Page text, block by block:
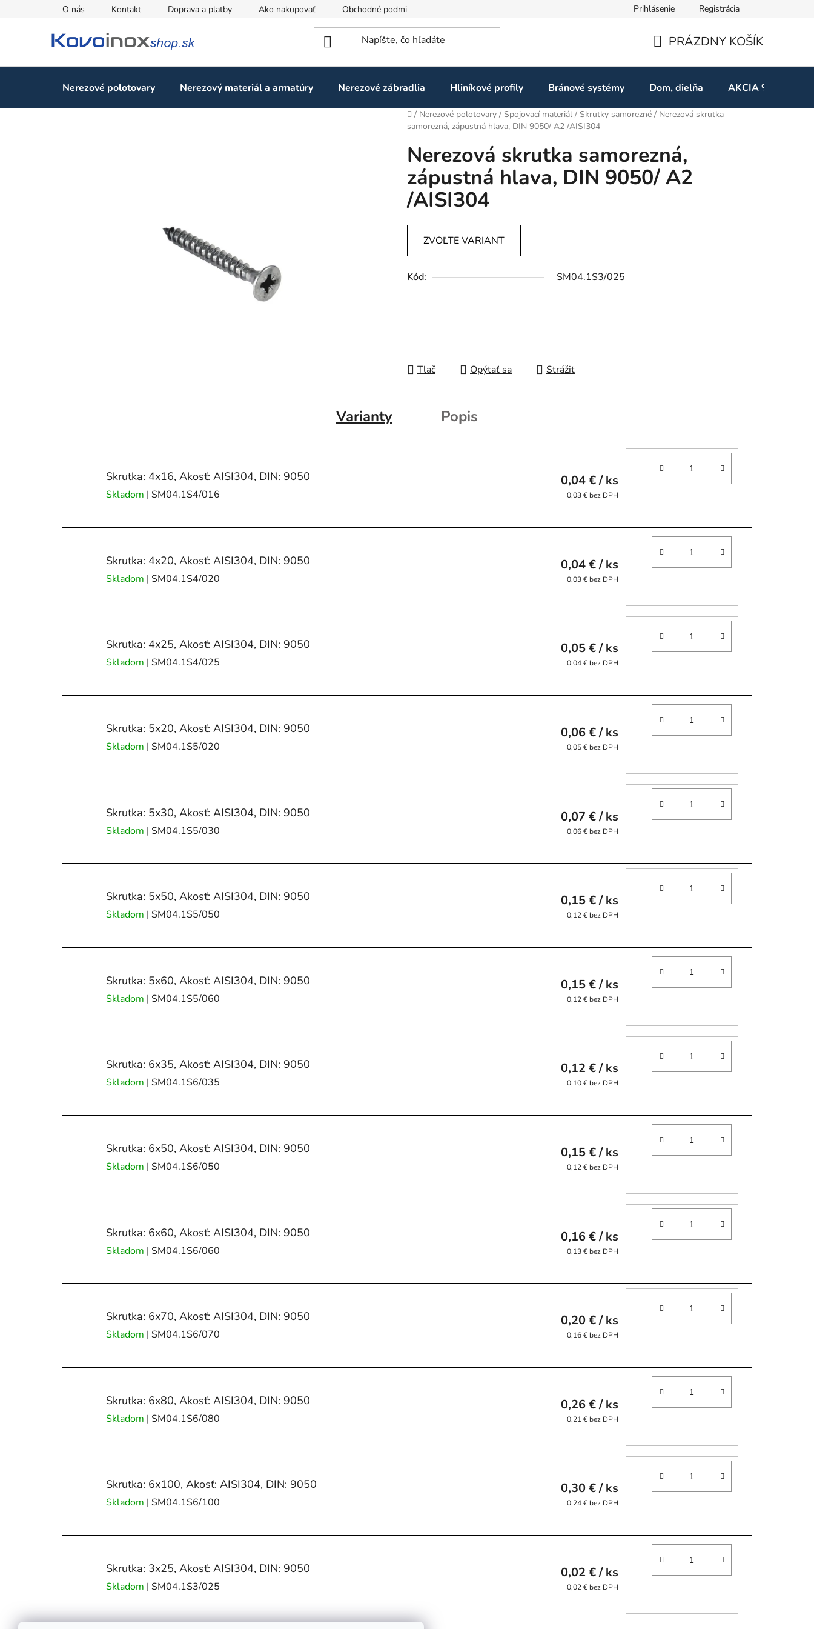
O nás Kontakt Doprava a platby Ako nakupovať Obchodné podmienky Odstúpenie od zmluvy
Prihlásenie Registrácia
KOŠÍK
PRÁZDNY KOŠÍK
Nerezové polotovary Nerezový materiál a armatúry Nerezové zábradlia Hliníkové profily Bránové systémy Dom, dielňa AKCIA %
Domov
/ Nerezové polotovary / Spojovací materiál / Skrutky samorezné / Nerezová skrutka
samorezná, zápustná hlava, DIN 9050/ A2 /AISI304
Nerezová skrutka samorezná,
zápustná hlava, DIN 9050/ A2
/AISI304
ZVOĽTE VARIANT
Kód: SM04.1S3/025
Tlač Opýtať sa Strážiť
Varianty Popis
Skrutka: 4x16, Akosť: AISI304, DIN: 9050
Skladom | SM04.1S4/016
0,04 €/ ks
0,03 € bez DPH
Skrutka: 4x20, Akosť: AISI304, DIN: 9050
Skladom | SM04.1S4/020
0,04 €/ ks
0,03 € bez DPH
Skrutka: 4x25, Akosť: AISI304, DIN: 9050
Skladom | SM04.1S4/025
0,05 €/ ks
0,04 € bez DPH
Skrutka: 5x20, Akosť: AISI304, DIN: 9050
Skladom | SM04.1S5/020
0,06 €/ ks
0,05 € bez DPH
Skrutka: 5x30, Akosť: AISI304, DIN: 9050
Skladom | SM04.1S5/030
0,07 €/ ks
0,06 € bez DPH
Skrutka: 5x50, Akosť: AISI304, DIN: 9050
Skladom | SM04.1S5/050
0,15 €/ ks
0,12 € bez DPH
Skrutka: 5x60, Akosť: AISI304, DIN: 9050
Skladom | SM04.1S5/060
0,15 €/ ks
0,12 € bez DPH
Skrutka: 6x35, Akosť: AISI304, DIN: 9050
Skladom | SM04.1S6/035
0,12 €/ ks
0,10 € bez DPH
Skrutka: 6x50, Akosť: AISI304, DIN: 9050
Skladom | SM04.1S6/050
0,15 €/ ks
0,12 € bez DPH
Skrutka: 6x60, Akosť: AISI304, DIN: 9050
Skladom | SM04.1S6/060
0,16 €/ ks
0,13 € bez DPH
Skrutka: 6x70, Akosť: AISI304, DIN: 9050
Skladom | SM04.1S6/070
0,20 €/ ks
0,16 € bez DPH
Skrutka: 6x80, Akosť: AISI304, DIN: 9050
Skladom | SM04.1S6/080
0,26 €/ ks
0,21 € bez DPH
Skrutka: 6x100, Akosť: AISI304, DIN: 9050
Skladom | SM04.1S6/100
0,30 €/ ks
0,24 € bez DPH
Skrutka: 3x25, Akosť: AISI304, DIN: 9050
Skladom | SM04.1S3/025
0,02 €/ ks
0,02 € bez DPH